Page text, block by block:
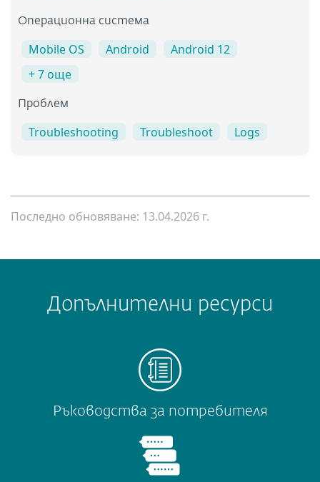
Операционна система
Mobile OS Android
Android 12
+ 7 още
Проблем
Troubleshooting Troubleshoot Logs
Последно обновяване: 13.04.2026 г.
Допълнителни ресурси
Ръководства за потребителя